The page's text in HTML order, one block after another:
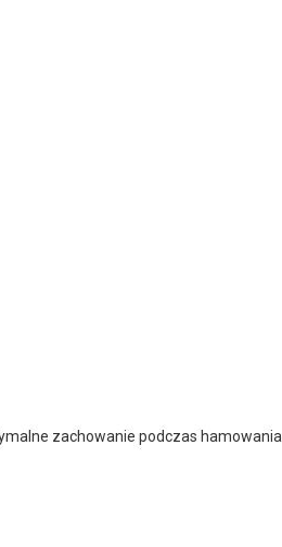
zachowanie podczas hamowania.